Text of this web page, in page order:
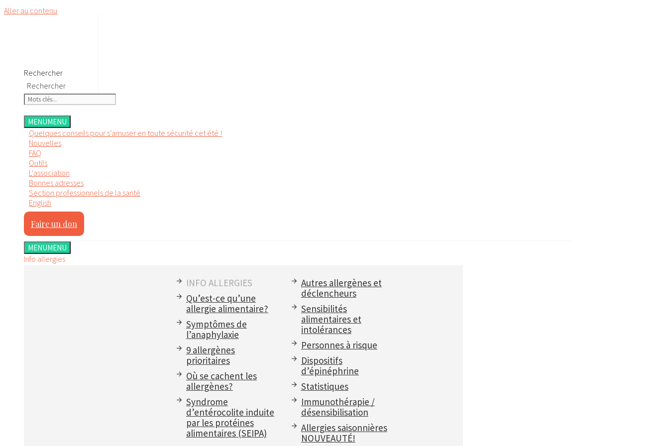
Aller au contenu
Rechercher
Rechercher
MENUMENU
Quelques conseils pour s’amuser en toute sécurité cet été !
Nouvelles
FAQ
Outils
L'association
Bonnes adresses
Section professionnels de la santé
English
Faire un don
MENUMENU
Info allergies
INFO ALLERGIES
Qu’est-ce qu’une
allergie alimentaire?
Symptômes de
l’anaphylaxie
9 allergènes
prioritaires
Où se cachent les
allergènes?
Syndrome
d’entérocolite induite
par les protéines
alimentaires (SEIPA)
Autres allergènes et
déclencheurs
Sensibilités
alimentaires et
intolérances
Personnes à risque
Dispositifs
d’épinéphrine
Statistiques
Immunothérapie /
désensibilisation
Allergies saisonnières
NOUVEAUTÉ!